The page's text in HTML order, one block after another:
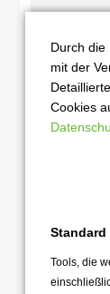
Mai 2024
April
März
Februar
Januar
Durch die
mit der
Cookies
Standard
Tools, die